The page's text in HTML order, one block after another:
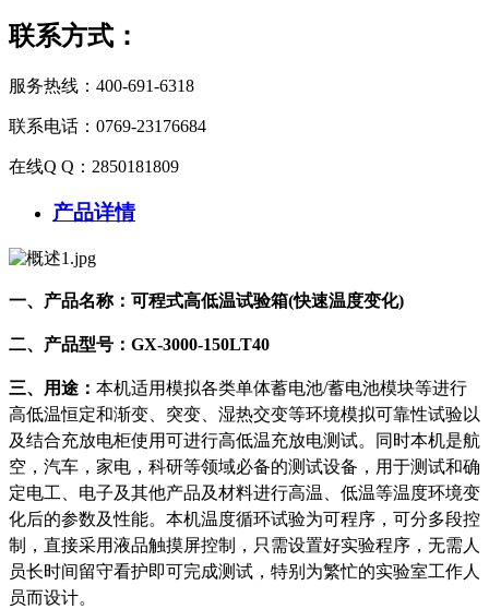
联系方式：
服务热线：400-691-6318
联系电话：0769-23176684
在线Q Q：2850181809
产品详情
一、 产品名称： 可程式高低温试验箱(快速温度变化)
二、 产品型号： GX-3000-150LT40
三、 用途 ： 本机适用模拟各类单体蓄电池/蓄电池模块等进行
高低温恒定和渐变、突变、湿热交变等环境模拟可靠性试验以
及结合充放电柜使用可进行高低温充放电测试。同时本机是航
空，汽车，家电，科研等领域必备的测试设备，用于测试和确
定电工、电子及其他产品及材料进行高温、低温等温度环境变
化后的参数及性能。本机温度循环试验为可程序，可分多段控
制，直接采用液品触摸屏控制，只需设置好实验程序，无需人
员长时间留守看护即可完成测试，特别为繁忙的实验室工作人
员而设计。